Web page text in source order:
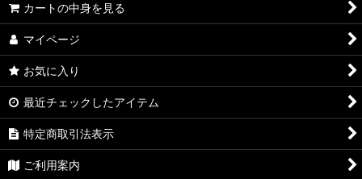
カートの中身を見る
マイページ
お気に入り
最近チェックしたアイテム
特定商取引法表示
ご利用案内